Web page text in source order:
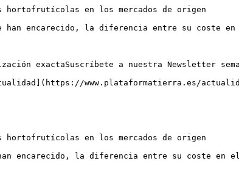
en los mercados de origen
encarecido, la diferencia entre su coste
exactaSuscríbete a nuestra Newsletter
www.plataformatierra.es/
en los mercados de origen
encarecido, la diferencia entre su coste en